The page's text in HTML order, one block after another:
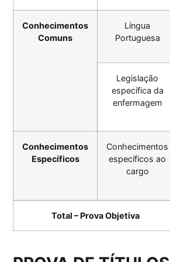
Conhecimentos
Comuns
Língua
Portuguesa
Legislação
específica da
enfermagem
Conhecimentos
Específicos
Conhecimentos
específicos ao
cargo
Total – Prova Objetiva